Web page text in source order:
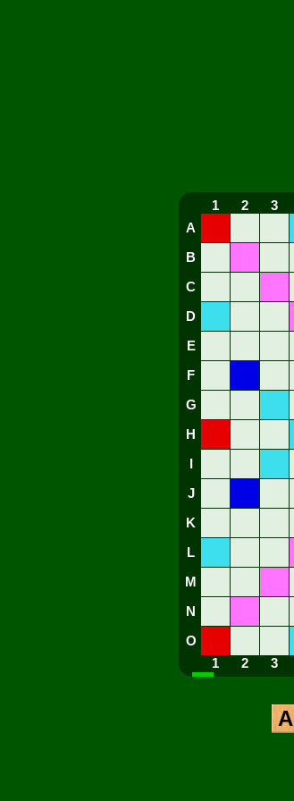
1 2 3
A
B
C
D
E
F
G
H
J
K
L
M
N
O
1
2 3
A